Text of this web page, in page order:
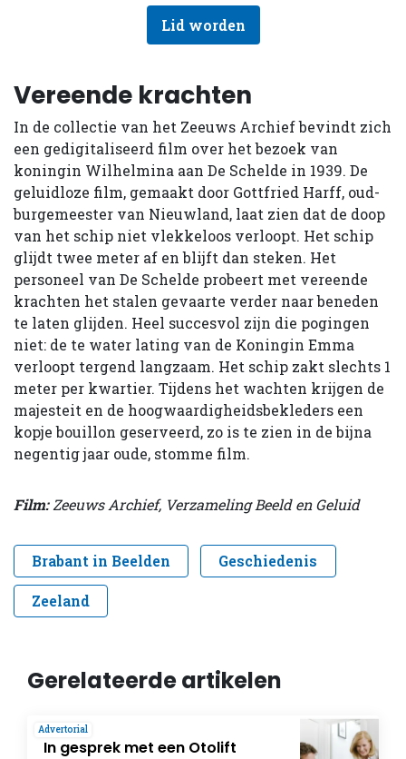
Lid worden
Vereende krachten
In de collectie van het Zeeuws Archief bevindt zich
een gedigitaliseerd film over het bezoek van
koningin Wilhelmina aan De Schelde in 1939. De
geluidloze film, gemaakt door Gottfried Harff, oud-
burgemeester van Nieuwland, laat zien dat de doop
van het schip niet vlekkeloos verloopt. Het schip
glijdt twee meter af en blijft dan steken. Het
personeel van De Schelde probeert met vereende
krachten het stalen gevaarte verder naar beneden
te laten glijden. Heel succesvol zijn die pogingen
niet: de te water lating van de Koningin Emma
verloopt tergend langzaam. Het schip zakt slechts 1
meter per kwartier. Tijdens het wachten krijgen de
majesteit en de hoogwaardigheidsbekleders een
kopje bouillon geserveerd, zo is te zien in de bijna
negentig jaar oude, stomme film.
Film:Zeeuws Archief, Verzameling Beeld en Geluid
Brabant in Beelden Geschiedenis
Zeeland
Gerelateerde artikelen
In gesprek met een Otolift
Advertorial